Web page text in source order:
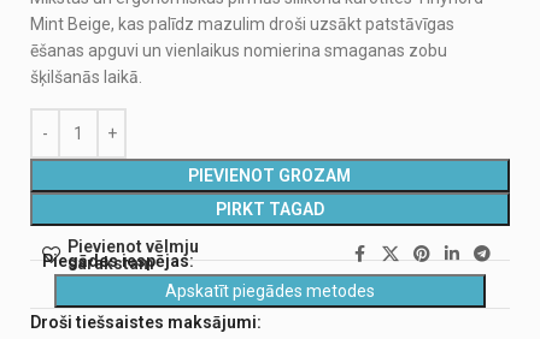
Mint Beige, kas palīdz mazulim droši uzsākt patstāvīgas
ēšanas apguvi un vienlaikus nomierina smaganas zobu
šķilšanās laikā.
PIEVIENOT GROZAM
PIRKT TAGAD
Pievienot vēlmju
sarakstam
Piegādes iespējas:
Apskatīt piegādes metodes
Droši tiešsaistes maksājumi: